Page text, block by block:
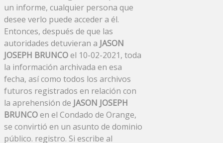
un informe, cualquier persona que
desee verlo puede acceder a él.
Entonces, después de que las
autoridades detuvieran a JASON
JOSEPH BRUNCOel 10-02-2021, toda
la información archivada en esa
fecha, así como todos los archivos
futuros registrados en relación con
la aprehensión de JASON JOSEPH
BRUNCOen el Condado de Orange,
se convirtió en un asunto de dominio
público. registro. Si escribe al